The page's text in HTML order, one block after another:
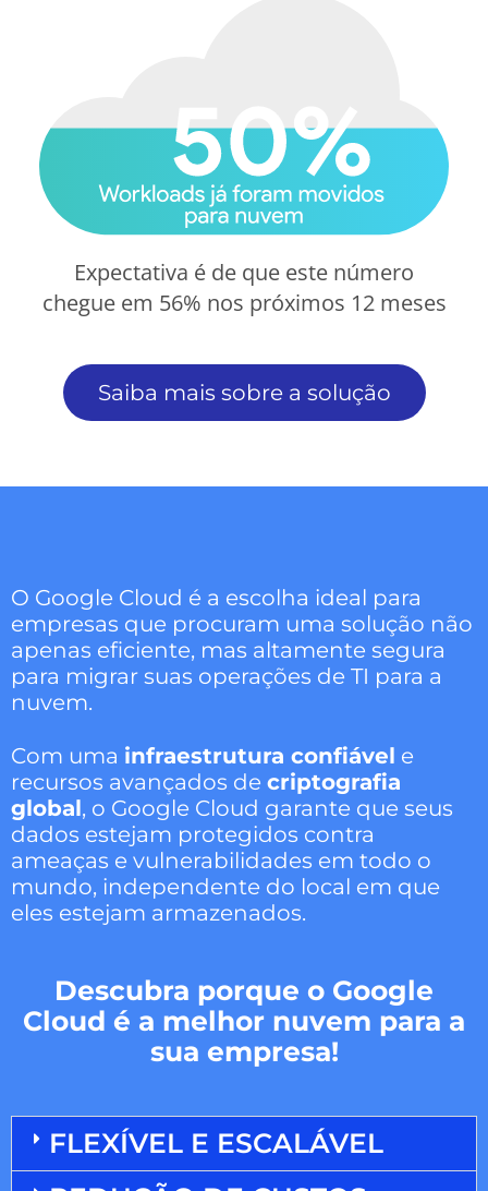
Expectativa é de que este número
chegue em 56% nos próximos 12 meses
Saiba mais sobre a solução
O Google Cloud é a escolha ideal para
empresas que procuram uma solução não
apenas eficiente, mas altamente segura
para migrar suas operações de TI para a
nuvem.
Com uma infraestrutura confiável e
recursos avançados de criptografia
global, o Google Cloud garante que seus
dados estejam protegidos contra
ameaças e vulnerabilidades em todo o
mundo, independente do local em que
eles estejam armazenados.
Descubra porque o Google
Cloud é a melhor nuvem para a
sua empresa!
FLEXÍVEL E ESCALÁVEL